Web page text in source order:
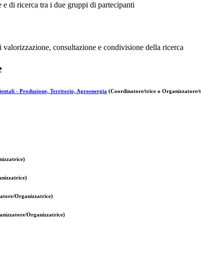
di ricerca tra i due gruppi di partecipanti
consultazione e condivisione della ricerca
- Produzione, Territorio, Agroenergia (Coordinatore/trice o Organizzatore/
Organizzatrice)
Organizzatrice)